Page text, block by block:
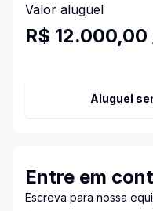
Valor aluguel
R$ 12.000,00
Aluguel
Entre em
Escreva para nossa